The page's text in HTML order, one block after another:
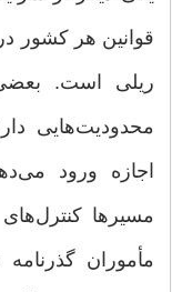
قوانین هر کشور
ریلی است.
محدودیت‌هایی
اجازه ورود
مسیرها
مأموران